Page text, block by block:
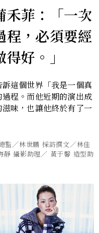
禾菲：「一次
程，必須要經
好。」
這個世界「我是一個真
程。而他近期的演出成
味，也讓他終於有了一
監／林世鵬 採訪撰文／林佳
攝影助理／ 黃于馨 造型助